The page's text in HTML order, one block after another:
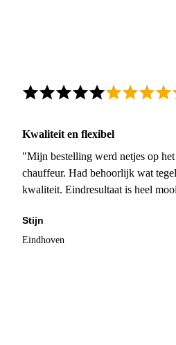
Kwaliteit en flexibel
"Mijn bestelling werd netjes op
chauffeur. Had behoorlijk wat
kwaliteit. Eindresultaat is heel
Stijn
Eindhoven